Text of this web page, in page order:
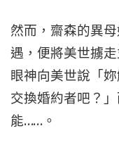
然而，齋森的異
遇，便將美世擄
眼神向美世說「
交換婚約者吧？
能……。